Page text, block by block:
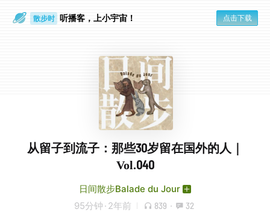
散步时 听播客，上小宇宙！ 点击下载
从留子到流子：那些30岁留在国外的人｜
Vol.040
日间散步Balade du Jour
95分钟 · 2年前 839 · 32